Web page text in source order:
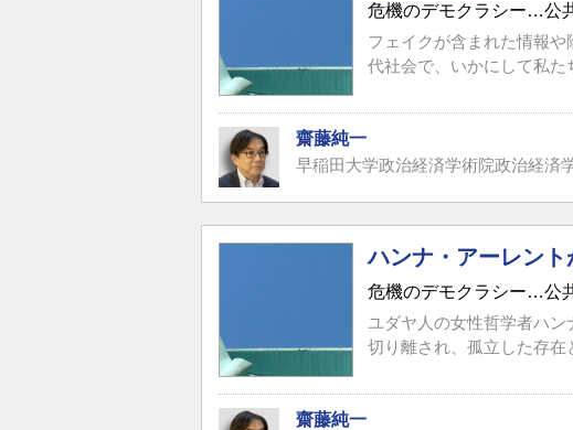
危機のデモクラシー…公
フェイクが含まれた情報
代社会で、いかにして私
齋藤純一
早稲田大学政治経済学術院政治経済
ハンナ・アーレン
危機のデモクラシー…公
ユダヤ人の女性哲学者ハ
切り離され、孤立した存
齋藤純一